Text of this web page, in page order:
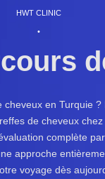
HWT CLINIC
•
en Turquie
de cheveux
complète
approche
voyage dès